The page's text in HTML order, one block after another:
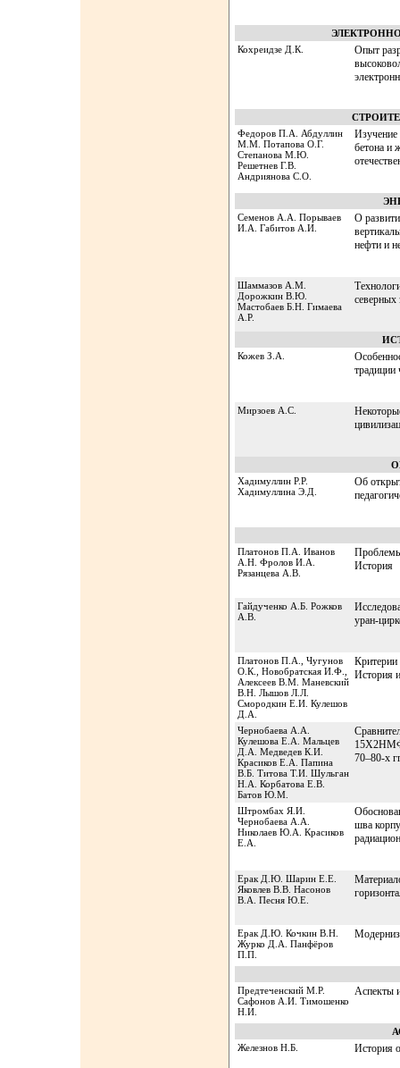
Кохреидзе Д.К.
Опыт
Федоров П.А. Абдуллин
М.М. Потапова О.Г.
Степанова М.Ю.
Решетнев Г.В.
Андриянова С.О.
Изучение
бетона и
Семенов А.А. Порываев
И.А. Габитов А.И.
О
нефти и
Шаммазов А.М.
Дорожкин В.Ю.
Мастобаев Б.Н. Гимаева
А.Р.
северных
Кожев З.А.
традиции
Мирзоев А.С.
Хадимуллин Р.Р.
Хадимуллина Э.Д.
Об
Платонов П.А. Иванов
А.Н. Фролов И.А.
Рязанцева А.В.
История
Гайдученко А.Б. Рожков
А.В.
уран-
Платонов П.А., Чугунов
О.К., Новобратская И.Ф.,
Алексеев В.М. Маневский
В.Н. Лышов Л.Л.
Смородкин Е.И. Кулешов
Д.А.
Критерии
История
Чернобаева А.А.
Кулешова Е.А. Мальцев
Д.А. Медведев К.И.
Красиков Е.А. Папина
В.Б. Титова Т.И. Шульган
Н.А. Корбатова Е.В.
Батов Ю.М.
70–80-х
Штромбах Я.И.
Чернобаева А.А.
Николаев Ю.А. Красиков
Е.А.
шва
Ерак Д.Ю. Шарин Е.Е.
Яковлев В.В. Насонов
В.А. Песня Ю.Е.
Ерак Д.Ю. Кочкин В.Н.
Журко Д.А. Панфёров
П.П.
Предтеченский М.Р.
Сафонов А.И. Тимошенко
Н.И.
Аспекты
Железнов Н.Б.
История